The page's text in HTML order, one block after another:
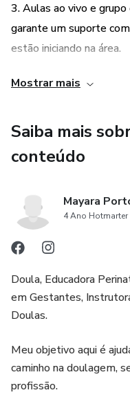
●Temas que não
●De quantos encontros
●Como preparar o
●Dicas e dinâmicas para
●Materiais Necessários
●Como preparar slides
Bônus
●Exercícios básicos de
●Dicas de preparo
●Principais formas de
3. Aulas ao vivo e
garante um suporte
estão iniciando na área.
4. Preço acessível, que
um serviço de
5. Bônus com exercícios
rebozo, massagens de
Pilates, que
ferramentas para os
Mostrar mais
Saiba mais
conteúdo
Mayara
4 Ano Hotmarter
Doula, Educadora
em Gestantes,
Doulas.
Meu objetivo aqui é
caminho na doulagem,
profissão.